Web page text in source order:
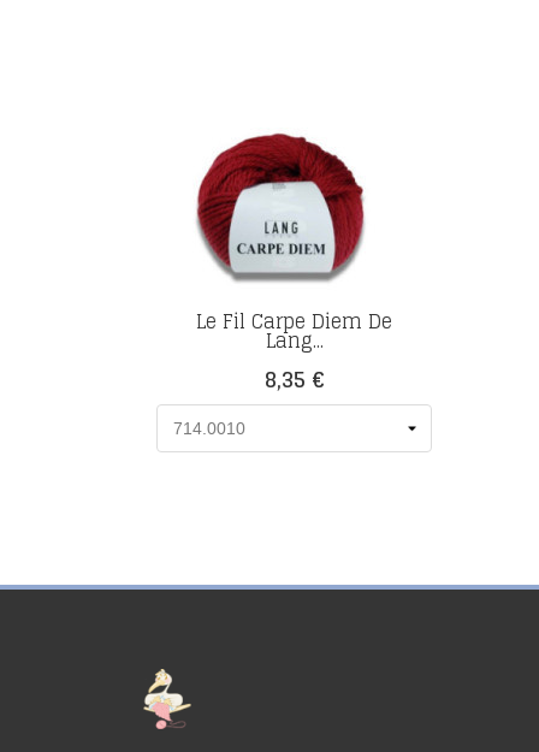
Le Fil Carpe Diem De
Lang...
Prix
8,35 €